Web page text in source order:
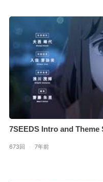
7SEEDS Intro and Theme
673回 · 7年前